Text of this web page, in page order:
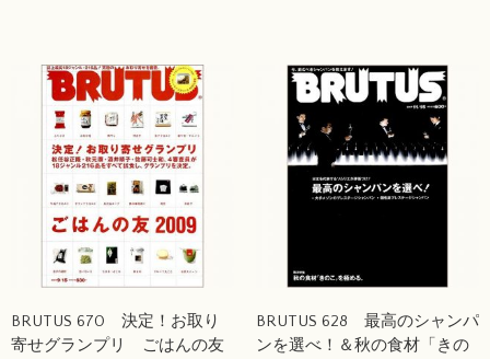
BRUTUS 670 決定！お取り
寄せグランプリ ごはんの友
BRUTUS 628 最高のシャンパ
ンを選べ！＆秋の食材「きの